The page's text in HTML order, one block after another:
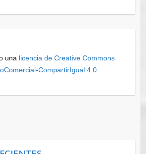
una licencia de Creative Commons
CompartirIgual 4.0